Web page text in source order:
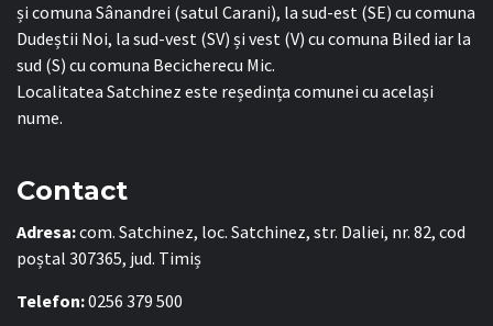
și comuna Sânandrei (satul Carani), la sud-est (SE) cu comuna
Dudeștii Noi, la sud-vest (SV) și vest (V) cu comuna Biled iar la
sud (S) cu comuna Becicherecu Mic.
Localitatea Satchinez este reședința comunei cu același
nume.
Contact
Adresa:com. Satchinez, loc. Satchinez, str. Daliei, nr. 82, cod
poștal 307365, jud. Timiș
Telefon:0256 379 500